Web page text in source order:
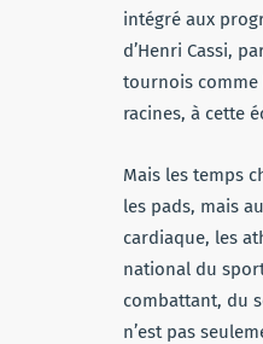
intégré aux
d’Henri Cassi,
tournois comme
racines, à cette
Mais les temps
les pads, mais
cardiaque, les
national du
combattant, du
n’est pas